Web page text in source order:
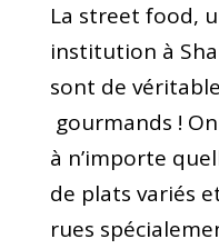
La street food,
institution à
sont de
gourmands !
à n’importe
de plats variés
rues